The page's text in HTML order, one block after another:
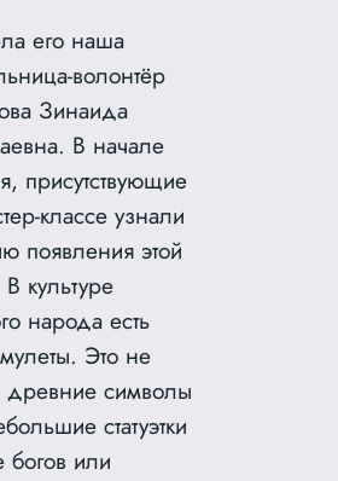
его наша
волонтёр
Зинаида
В начале
присутствующие
классе узнали
появления этой
культуре
народа есть
Это не
древние символы
статуэтки
богов или